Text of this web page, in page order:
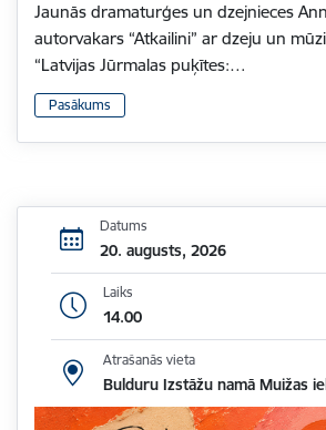
Jaunās dramaturģes un dzejnieces
autorvakars “Atkailini” ar dzeju un
“Latvijas Jūrmalas puķītes:…
Pasākums
Datums
20. augusts, 2026
Laiks
14.00
Atrašanās vieta
Bulduru Izstāžu namā Muižas